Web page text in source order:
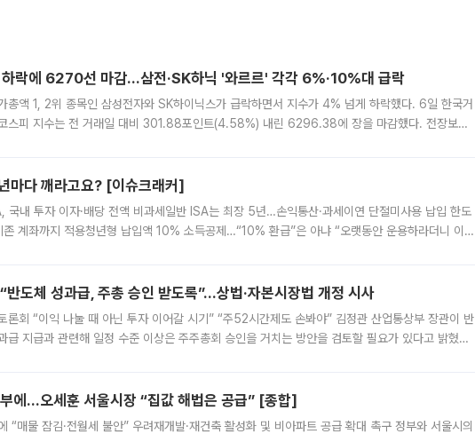
락에 6270선 마감…삼전·SK하닉 '와르르' 각각 6%·10%대 급락
총액 1, 2위 종목인 삼성전자와 SK하이닉스가 급락하면서 지수가 4% 넘게 하락했다. 6일 한국거
스피 지수는 전 거래일 대비 301.88포인트(4.58%) 내린 6296.38에 장을 마감했다. 전장보다
마다 깨라고요? [이슈크래커]
국내 투자 이자·배당 전액 비과세일반 ISA는 최장 5년…손익통산·과세이연 단절미사용 납입 한도
계좌까지 적용청년형 납입액 10% 소득공제…“10% 환급”은 아냐 “오랫동안 운용하라더니 이제
반도체 성과급, 주총 승인 받도록”…상법·자본시장법 개정 시사
론회 “이익 나눌 때 아닌 투자 이어갈 시기” “주52시간제도 손봐야” 김정관 산업통상부 장관이 반
급 지급과 관련해 일정 수준 이상은 주주총회 승인을 거치는 방안을 검토할 필요가 있다고 밝혔다.
에…오세훈 서울시장 “집값 해법은 공급” [종합]
“매물 잠김·전월세 불안” 우려재개발·재건축 활성화 및 비아파트 공급 확대 촉구 정부와 서울시의